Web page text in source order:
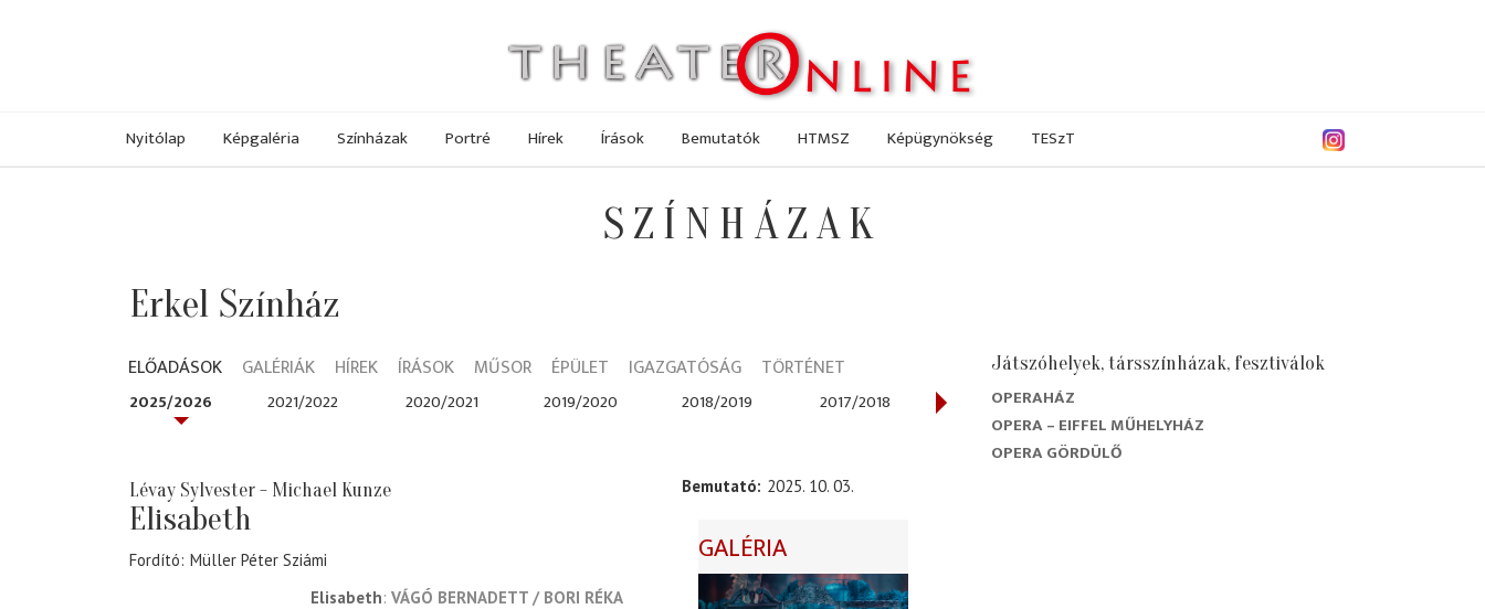
Nyitólap Képgaléria Színházak Portré Hírek Írások Bemutatók HTMSZ Képügynökség TESzT
SZÍNHÁZAK
Erkel Színház
ELŐADÁSOK GALÉRIÁK HÍREK ÍRÁSOK MŰSOR ÉPÜLET IGAZGATÓSÁG TÖRTÉNET
2025/2026 2021/2022 2020/2021 2019/2020 2018/2019 2017/2018 2016/2017
Lévay Sylvester - Michael Kunze
Elisabeth
Fordító Müller Péter Sziámi
Elisabeth VÁGÓ BERNADETT
BORI RÉKA
Bemutató 2025. 10. 03.
GALÉRIA
Játszóhelyek, társszínházak, fesztiválok
OPERAHÁZ
OPERA – EIFFEL MŰHELYHÁZ
OPERA GÖRDÜLŐ